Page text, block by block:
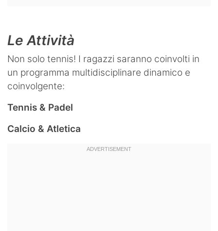
Le Attività
Non solo tennis! I ragazzi saranno coinvolti in
un programma multidisciplinare dinamico e
coinvolgente:
Tennis & Padel
Calcio & Atletica